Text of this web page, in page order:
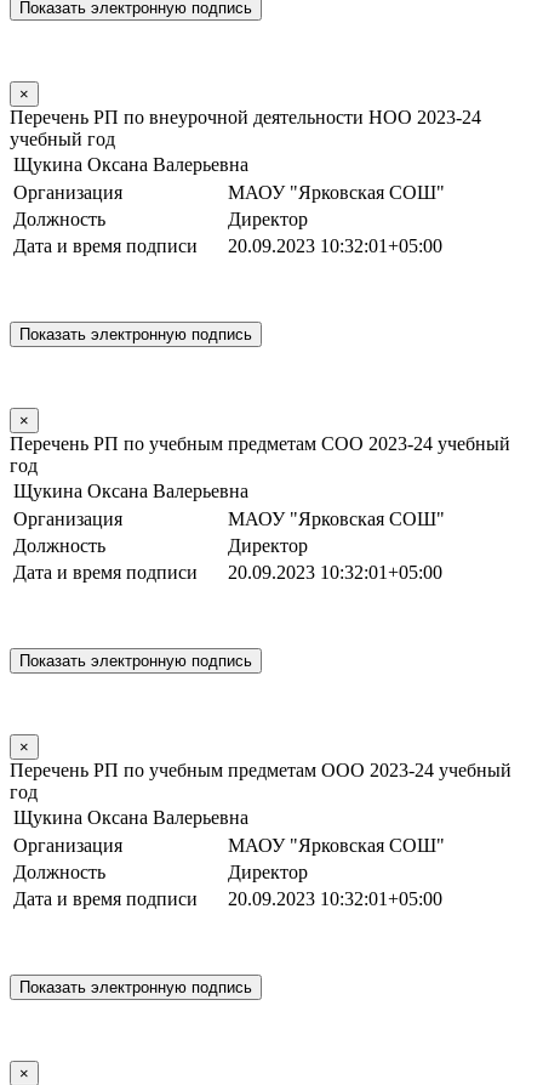
×
Перечень РП по внеурочной деятельности НОО 2023-24
учебный год
Щукина Оксана Валерьевна
Организация
МАОУ "Ярковская СОШ"
Должность
Директор
Дата и время подписи
20.09.2023 10:32:01+05:00
×
Перечень РП по учебным предметам СОО 2023-24 учебный
год
Щукина Оксана Валерьевна
Организация
МАОУ "Ярковская СОШ"
Должность
Директор
Дата и время подписи
20.09.2023 10:32:01+05:00
×
Перечень РП по учебным предметам ООО 2023-24 учебный
год
Щукина Оксана Валерьевна
Организация
МАОУ "Ярковская СОШ"
Должность
Директор
Дата и время подписи
20.09.2023 10:32:01+05:00
×